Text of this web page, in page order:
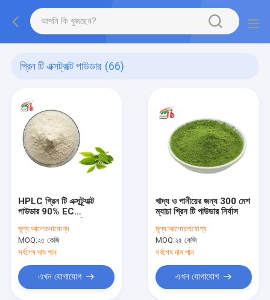
গ্রিন টি এক্সট্রাক্ট পাউডার (66)
HPLC গ্রিন টি এক্সট্র্যাক্ট
পাউডার 90% EC
মূল্য:আলোচনাযোগ্য
MOQ:২৫ কেজি
সর্বশেষ দাম পান
এখন যোগাযোগ
খাদ্য ও পানীয়ের জন্য 300 মেশ
ম্যাচা গ্রিন টি পাউডার নির্যাস
মূল্য:আলোচনাযোগ্য
MOQ:২৫ কেজি
সর্বশেষ দাম পান
এখন যোগাযোগ